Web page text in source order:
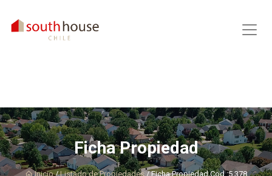
Ficha Propiedad
Inicio/Listado de Propiedades / Ficha Propiedad Cod.:5.378